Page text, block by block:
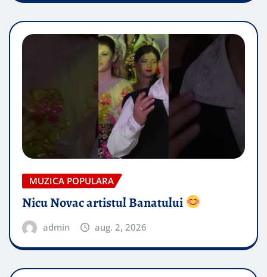
MUZICA POPULARA
Nicu Novac artistul Banatului
admin aug. 2, 2026